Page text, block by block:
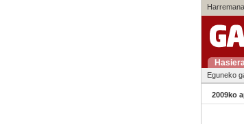
Harremana
Eguneko
2009ko